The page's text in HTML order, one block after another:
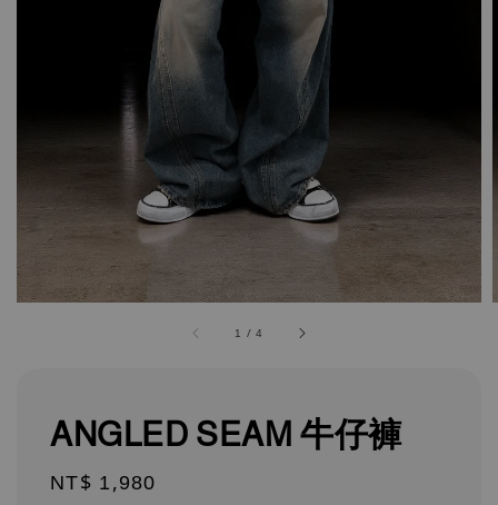
1 /4
ANGLED SEAM 牛仔褲
Regular
NT$ 1,980